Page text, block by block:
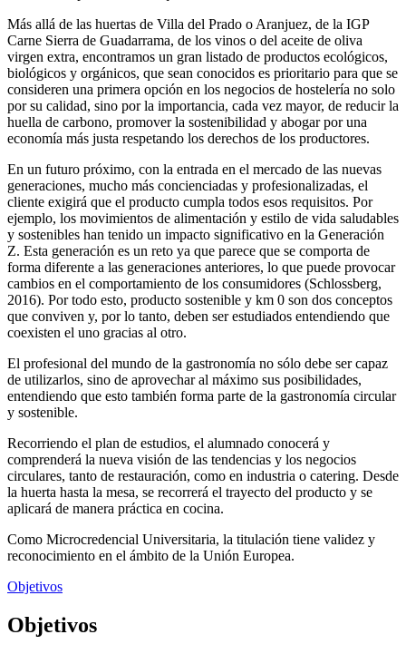
Más allá de las huertas de Villa del Prado o Aranjuez, de la IGP
Carne Sierra de Guadarrama, de los vinos o del aceite de oliva
virgen extra, encontramos un gran listado de productos ecológicos,
biológicos y orgánicos, que sean conocidos es prioritario para que se
consideren una primera opción en los negocios de hostelería no solo
por su calidad, sino por la importancia, cada vez mayor, de reducir la
huella de carbono, promover la sostenibilidad y abogar por una
economía más justa respetando los derechos de los productores.
En un futuro próximo, con la entrada en el mercado de las nuevas
generaciones, mucho más concienciadas y profesionalizadas, el
cliente exigirá que el producto cumpla todos esos requisitos. Por
ejemplo, los movimientos de alimentación y estilo de vida saludables
y sostenibles han tenido un impacto significativo en la Generación
Z. Esta generación es un reto ya que parece que se comporta de
forma diferente a las generaciones anteriores, lo que puede provocar
cambios en el comportamiento de los consumidores (Schlossberg,
2016). Por todo esto, producto sostenible y km 0 son dos conceptos
que conviven y, por lo tanto, deben ser estudiados entendiendo que
coexisten el uno gracias al otro.
El profesional del mundo de la gastronomía no sólo debe ser capaz
de utilizarlos, sino de aprovechar al máximo sus posibilidades,
entendiendo que esto también forma parte de la gastronomía circular
y sostenible.
Recorriendo el plan de estudios, el alumnado conocerá y
comprenderá la nueva visión de las tendencias y los negocios
circulares, tanto de restauración, como en industria o catering. Desde
la huerta hasta la mesa, se recorrerá el trayecto del producto y se
aplicará de manera práctica en cocina.
Como Microcredencial Universitaria, la titulación tiene validez y
reconocimiento en el ámbito de la Unión Europea.
Objetivos
Objetivos